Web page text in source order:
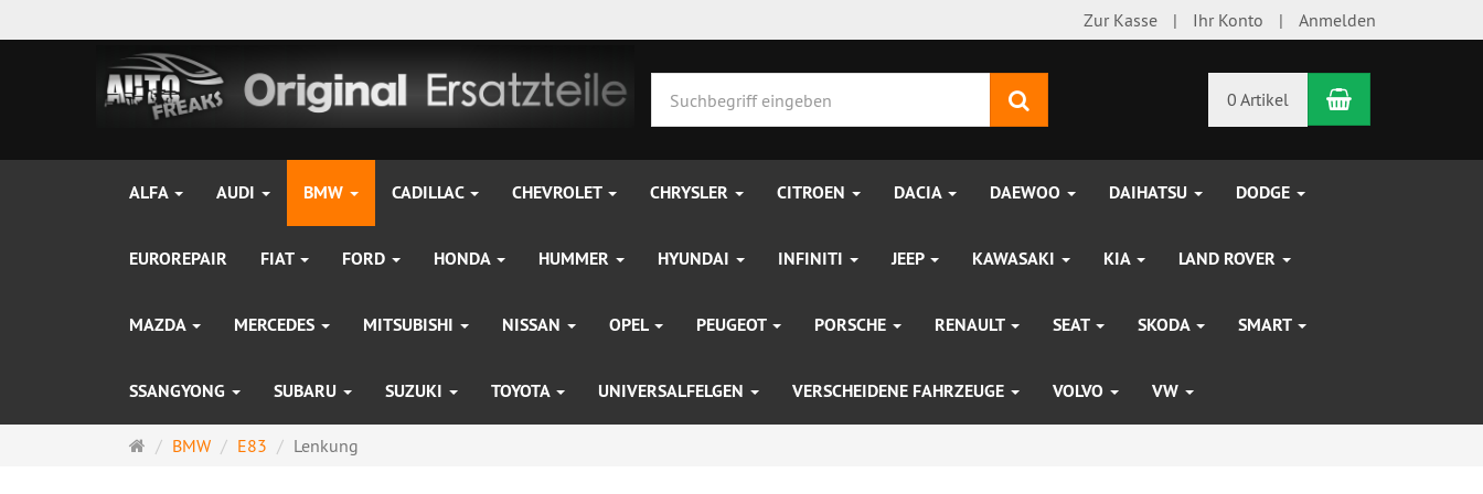
Zur Kasse Ihr Konto Anmelden
0 Artikel Warenkorb
ALFA AUDI BMW CADILLAC CHEVROLET CHRYSLER CITROEN DACIA DAEWOO DAIHATSU DODGE
EUROREPAIR FIAT FORD HONDA HUMMER HYUNDAI INFINITI JEEP KAWASAKI KIA LAND ROVER
MAZDA MERCEDES MITSUBISHI NISSAN OPEL PEUGEOT PORSCHE RENAULT SEAT SKODA SMART
SSANGYONG SUBARU SUZUKI TOYOTA UNIVERSALFELGEN VERSCHEIDENE FAHRZEUGE VOLVO VW
Startseite
BMW E83 Lenkung